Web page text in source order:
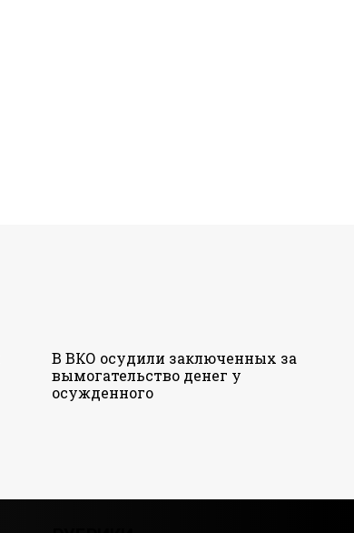
В ВКО осудили заключенных за
вымогательство денег у
осужденного